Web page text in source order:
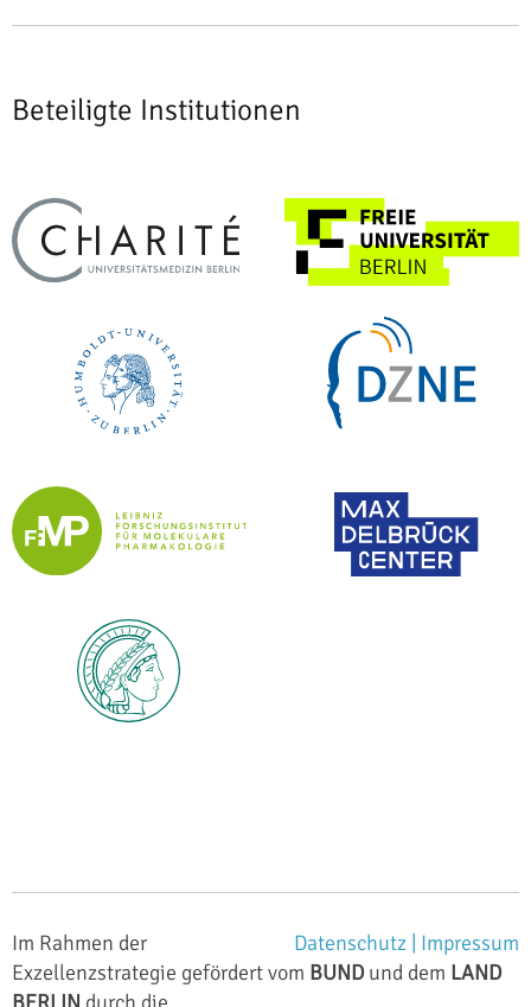
Beteiligte Institutionen
Impressum
Datenschutz |
Im Rahmen der
Exzellenzstrategie gefördert vom BUNDund dem LAND
BERLIN durch die